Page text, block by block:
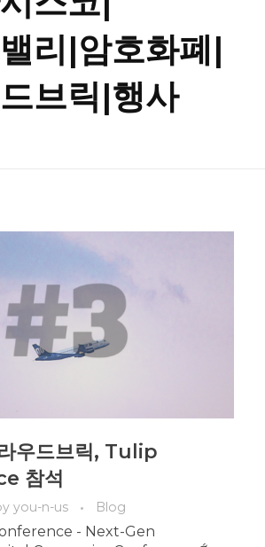
리|암호화폐|
브릭|행사
우드브릭, Tulip
참석
you-n-us Blog
- Next-Gen